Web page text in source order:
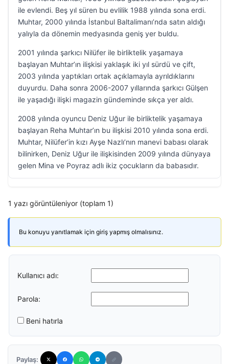
ile evlendi. Beş yıl süren bu evlilik 1988 yılında sona erdi.
Muhtar, 2000 yılında İstanbul Baltalimanı’nda satın aldığı
yalıyla da dönemin medyasında geniş yer buldu.
2001 yılında şarkıcı Nilüfer ile birliktelik yaşamaya
başlayan Muhtar’ın ilişkisi yaklaşık iki yıl sürdü ve çift,
2003 yılında yaptıkları ortak açıklamayla ayrıldıklarını
duyurdu. Daha sonra 2006-2007 yıllarında şarkıcı Gülşen
ile yaşadığı ilişki magazin gündeminde sıkça yer aldı.
2008 yılında oyuncu Deniz Uğur ile birliktelik yaşamaya
başlayan Reha Muhtar’ın bu ilişkisi 2010 yılında sona erdi.
Muhtar, Nilüfer’in kızı Ayşe Nazlı’nın manevi babası olarak
bilinirken, Deniz Uğur ile ilişkisinden 2009 yılında dünyaya
gelen Mina ve Poyraz adlı ikiz çocukların da babasıdır.
1 yazı görüntüleniyor (toplam 1)
Bu konuyu yanıtlamak için giriş yapmış olmalısınız.
Kullanıcı adı:
Parola:
Beni hatırla
Paylaş: